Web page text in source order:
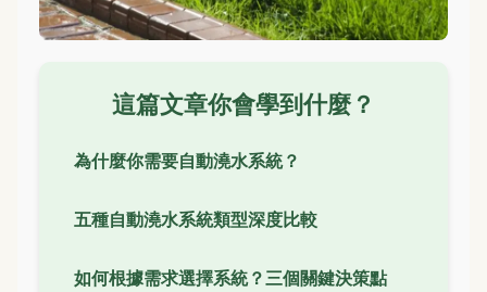
這篇文章你會學到什麼？
為什麼你需要自動澆水系統？
五種自動澆水系統類型深度比較
如何根據需求選擇系統？三個關鍵決策點